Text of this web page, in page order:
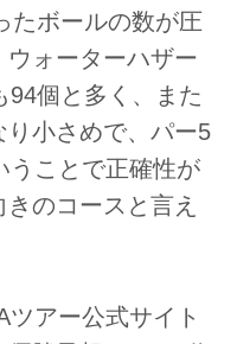
たボールの数が圧
ォーターハザー
94個と多く、また
り小さめで、パー5
うことで正確性が
のコースと言え
アー公式サイト